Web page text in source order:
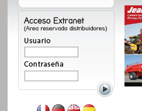
rediseñada con
con nuevo chasis y
de 8 a 24t
la version
obras pùblicas.
Leer mas